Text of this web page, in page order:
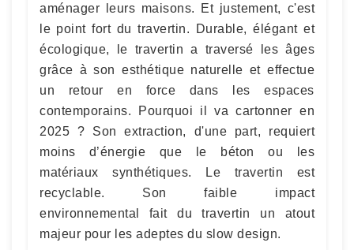
aménager leurs maisons. Et justement, c'est
le point fort du travertin. Durable, élégant et
écologique, le travertin a traversé les âges
grâce à son esthétique naturelle et effectue
un retour en force dans les espaces
contemporains. Pourquoi il va cartonner en
2025 ? Son extraction, d'une part, requiert
moins d’énergie que le béton ou les
matériaux synthétiques. Le travertin est
recyclable. Son faible impact
environnemental fait du travertin un atout
majeur pour les adeptes du slow design.